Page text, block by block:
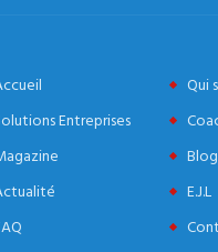
Qui
Entreprises
Blog
E.J.L